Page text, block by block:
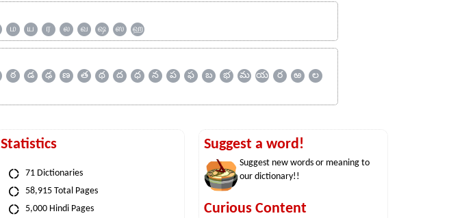
ம ய ர ல வ ஷ ஸ ஹ
ఠ డ ఢ ణ త థ ద ధ న ప ఫ బ భ మ య ర ఱ
ల
Statistics
71 Dictionaries
58,915 Total Pages
5,000 Hindi Pages
Suggest a word!
Suggest new words or meaning to
our dictionary!!
Curious Content